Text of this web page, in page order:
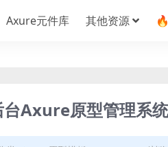
Axure元件库 其他资源
Axure原型管理系统